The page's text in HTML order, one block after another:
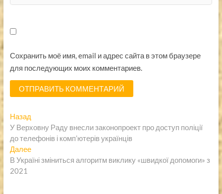
Сохранить моё имя, email и адрес сайта в этом браузере
для последующих моих комментариев.
Навигация
по
записям
НазадПредыдущая
запись:
У Верховну Раду внесли законопроект про доступ поліції
до телефонів і комп’ютерів українців
ДалееСледующая
запись:
В Україні зміниться алгоритм виклику «швидкої допомоги» з
2021